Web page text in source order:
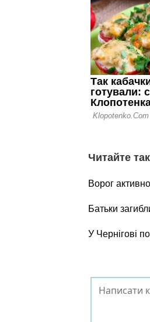
Читайте
Ворог
Батьки
У Чернігові